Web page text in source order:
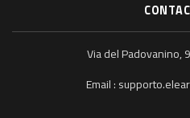
Via del Padovanino,